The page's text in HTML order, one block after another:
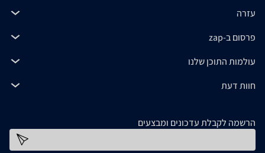
עזרה
פרסום ב-zap
עולמות התוכן שלנו
חוות דעת
הרשמה לקבלת עדכונים ומבצעים